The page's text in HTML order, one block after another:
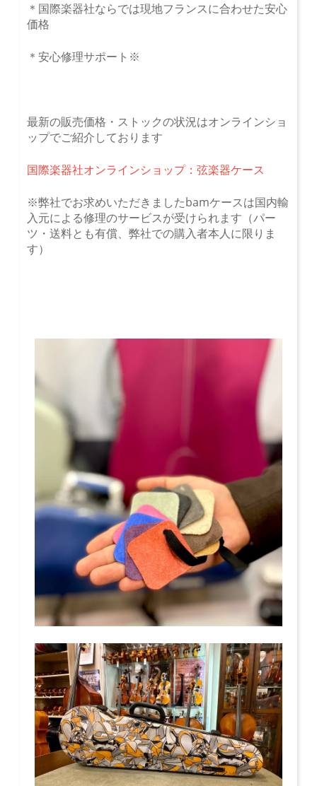
＊国際楽器社ならでは現地フランスに合わせた安心
価格
＊安心修理サポート※
最新の販売価格・ストックの状況はオンラインショ
ップでご紹介しております
国際楽器社オンラインショップ：弦楽器ケース
※弊社でお求めいただきましたbamケースは国内輸
入元による修理のサービスが受けられます（パー
ツ・送料とも有償、弊社での購入者本人に限りま
す）